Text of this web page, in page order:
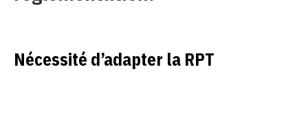
Nécessité d’adapter la RPT